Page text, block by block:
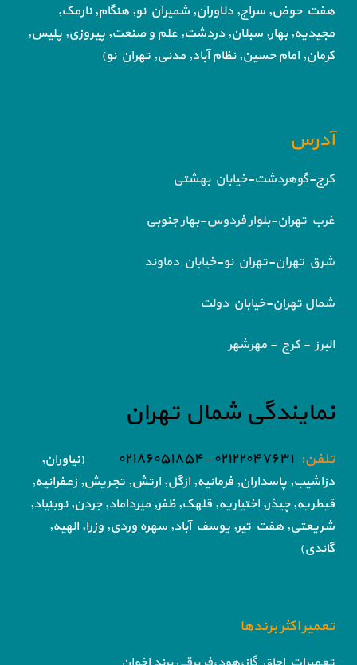
هفت حوض, سراج, دلاوران, شمیران نو, هنگام, نارمک,
مجیدیه, بهار, سبلان, دردشت, علم و صنعت, پیروزی, پلیس,
کرمان, امام حسین, نظام آباد, مدنی, تهران نو)
آدرس
کرج-گوهردشت-خیابان بهشتی
غرب تهران-بلوار فردوس-بهار جنوبی
شرق تهران-تهران نو-خیابان دماوند
شمال تهران-خیابان دولت
البرز - کرج - مهرشهر
نمایندگی شمال تهران
تلفن: ۰۲۱۲۲۰۴۷۶۳۱ -۰۲۱۸۶۰۵۱۸۵۴
(نیاوران,
دزاشیب, پاسداران, فرمانیه, ازگل, ارتش, تجریش, زعفرانیه,
قیطریه, چیذر, اختیاریه, قلهک, ظفر, میرداماد, جردن, نوبنیاد,
شریعتی, هفت تیر, یوسف آباد, سهره وردی, وزرا, الهیه,
گاندی)
تعمیر اکثر برندها